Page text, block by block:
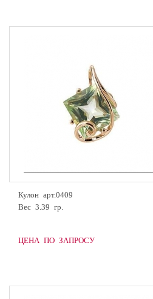
Кулон арт.0409
Вес 3.39 гр.
ЦЕНА ПО ЗАПРОСУ